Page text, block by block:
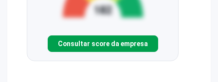
Consultar score da empresa